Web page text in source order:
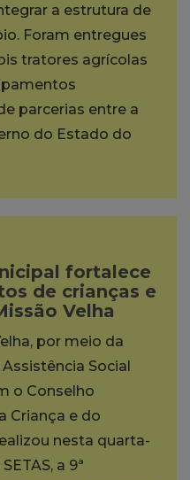
a estrutura de
Foram entregues
tratores agrícolas
parcerias entre a
do Estado do
fortalece
de crianças e
Velha
por meio da
Social
o Conselho
Criança e do
nesta quarta-
a 9ª